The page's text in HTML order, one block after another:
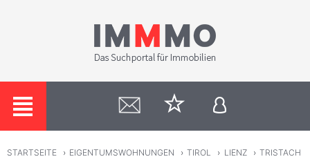
STARTSEITE › EIGENTUMSWOHNUNGEN › TIROL › LIENZ › TRISTACH